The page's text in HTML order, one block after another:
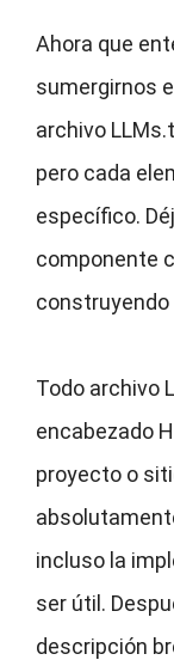
Ahora que
sumergirnos
archivo
pero cada
específico.
componente
construyendo
Todo archivo
encabezado
proyecto o
incluso la
ser útil.
descripción